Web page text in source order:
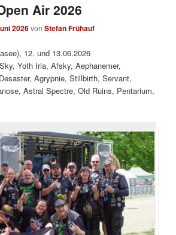
Air 2026
2026vonStefan Frühauf
12. und 13.06.2026
Yoth Iria, Afsky, Aephanemer,
Agrypnie, Stillbirth, Servant,
Astral Spectre, Old Ruins, Pentarium,